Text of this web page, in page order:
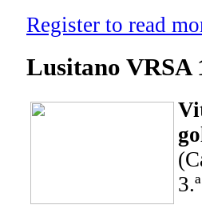
Register to read
Lusitano VRSA